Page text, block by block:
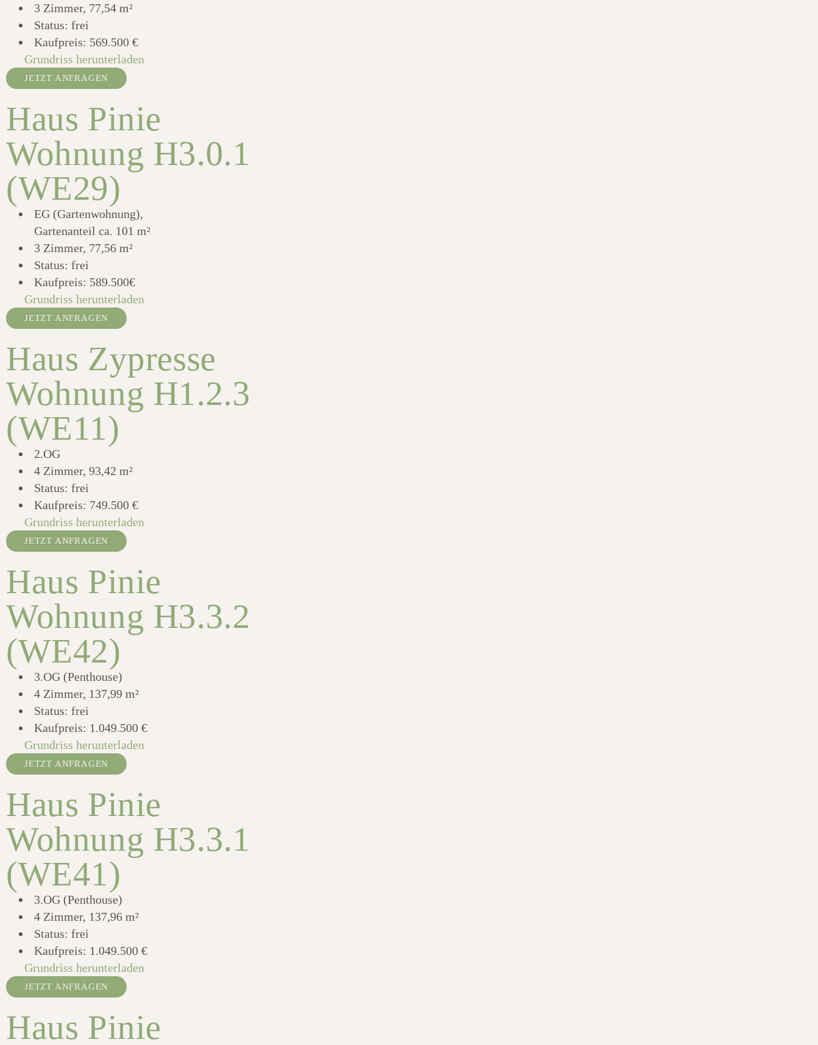
3 Zimmer, 77,54 m²
Status: frei
Kaufpreis: 569.500 €
Grundriss herunterladen
JETZT ANFRAGEN
Haus Pinie
Wohnung H3.0.1
(WE29)
EG (Gartenwohnung),
Gartenanteil ca. 101 m²
3 Zimmer, 77,56 m²
Status: frei
Kaufpreis: 589.500€
Grundriss herunterladen
JETZT ANFRAGEN
Haus Zypresse
Wohnung H1.2.3
(WE11)
2.OG
4 Zimmer, 93,42 m²
Status: frei
Kaufpreis: 749.500 €
Grundriss herunterladen
JETZT ANFRAGEN
Haus Pinie
Wohnung H3.3.2
(WE42)
3.OG (Penthouse)
4 Zimmer, 137,99 m²
Status: frei
Kaufpreis: 1.049.500 €
Grundriss herunterladen
JETZT ANFRAGEN
Haus Pinie
Wohnung H3.3.1
(WE41)
3.OG (Penthouse)
4 Zimmer, 137,96 m²
Status: frei
Kaufpreis: 1.049.500 €
Grundriss herunterladen
JETZT ANFRAGEN
Haus Pinie